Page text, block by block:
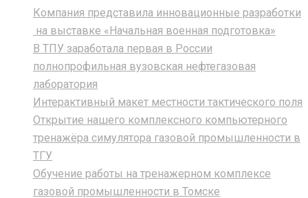
Компания представила инновационные разработки
на выставке «Начальная военная подготовка»
В ТПУ заработала первая в России
полнопрофильная вузовская нефтегазовая
лаборатория
Интерактивный макет местности тактического поля
Открытие нашего комплексного компьютерного
тренажёра симулятора газовой промышленности в
ТГУ
Обучение работы на тренажерном комплексе
газовой промышленности в Томске